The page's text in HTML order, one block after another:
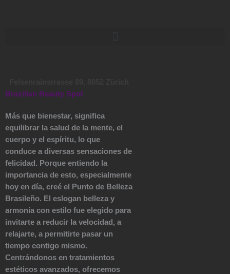
Brazilian Beauty Spot
Más que bienestar, significa
equilibrar la salud de la mente, el
cuerpo y el espíritu, lo que
conduce a diversas sensaciones de
felicidad. Porque entiendo la
importancia de esto, especialmente
hoy en día, creé el Punto de Belleza
Brasileño. El eslogan belleza y
armonía con estilo fue elegido para
invitarte a reducir la velocidad, a
relajarte, a permitirte pasar un
tiempo contigo mismo.
Centrándonos en tratamientos
estéticos avanzados, ofrecemos